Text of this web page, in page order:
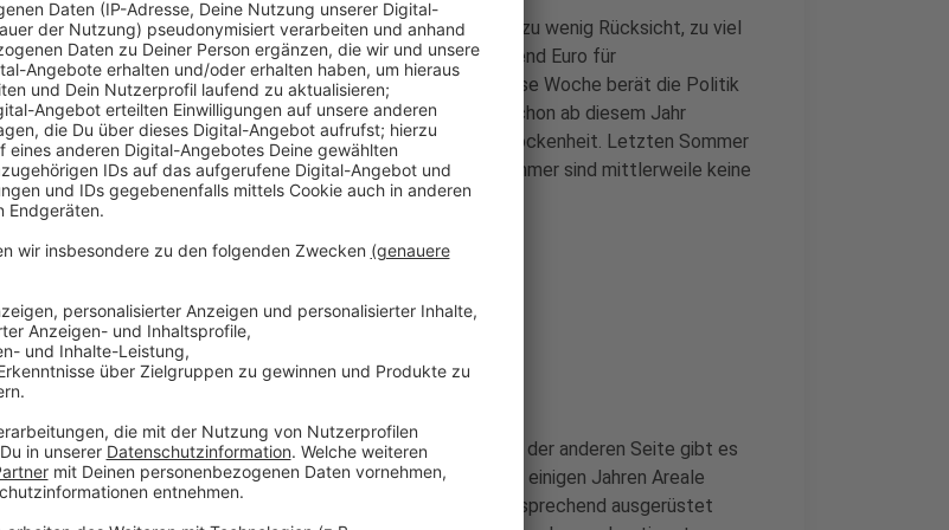
droht ein Grill-Verbot im Freizeitpark. Die Stadt beklagt zu wenig Rücksicht, zu viel
und immer wieder Beschwerden. Auch die bisherigen 30tausend Euro für
hätten daran nicht genug geändert. Noch diese Woche berät die Politik
Konsequenzen. Im drastischsten Fall wird das Park-Grillen schon ab diesem Jahr
Argumentiert wird dabei auch mit der wachsenden Trockenheit. Letzten Sommer
schon Grillverbot wegen Brandgefahr. Und die Hitzesommer sind mittlerweile keine
mehr.
Kontrollen würden ordentlich ins Geld gehen
Streit um Lärm und Müll auf der einen sowie Freizeitspaß auf der anderen Seite gibt es
länger. Um einen Kompromiss zu finden, hatte die Stadt vor einigen Jahren Areale
in denen das Grillen erlaubt wird und die auch entsprechend ausgerüstet